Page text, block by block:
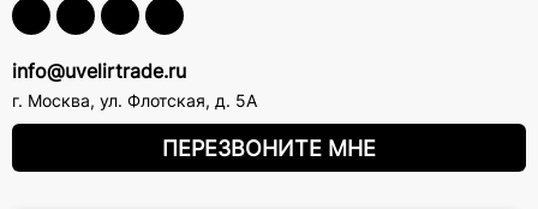
info@uvelirtrade.ru
г. Москва, ул. Флотская, д. 5А
ПЕРЕЗВОНИТЕ МНЕ